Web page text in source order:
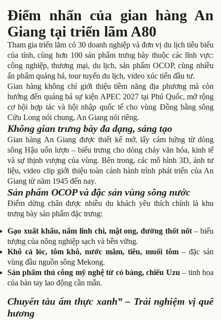
Điểm nhấn của gian hàng An
Giang tại triển lãm A80
Tham gia triển lãm có 30 doanh nghiệp và đơn vị du lịch tiêu biểu
của tỉnh, cùng hơn 100 sản phẩm trưng bày thuộc các lĩnh vực:
công nghiệp, thương mại, du lịch, sản phẩm OCOP, cùng nhiều
ấn phẩm quảng bá, tour tuyến du lịch, video xúc tiến đầu tư.
Gian hàng không chỉ giới thiệu tiềm năng địa phương mà còn
hướng đến quảng bá sự kiện APEC 2027 tại Phú Quốc, mở rộng
cơ hội hợp tác và hội nhập quốc tế cho vùng Đồng bằng sông
Cửu Long nói chung, An Giang nói riêng.
Không gian trưng bày đa dạng, sáng tạo
Gian hàng An Giang được thiết kế mở, lấy cảm hứng từ dòng
sông Hậu uốn lượn – biểu trưng cho dòng chảy văn hóa, kinh tế
và sự thịnh vượng của vùng. Bên trong, các mô hình 3D, ảnh tư
liệu, video clip giới thiệu toàn cảnh hành trình phát triển của An
Giang từ năm 1945 đến nay.
Sản phẩm OCOP và đặc sản vùng sông nước
Điểm dừng chân được nhiều du khách yêu thích chính là khu
trưng bày sản phẩm đặc trưng:
Gạo xuất khẩu, nấm linh chi, mật ong, đường thốt nốt– biểu
tượng của nông nghiệp sạch và bền vững.
Khô cá lóc, tôm khô, nước mắm, tiêu, muối tôm– đặc sản
vùng đầu nguồn sông Mekong.
Sản phẩm thủ công mỹ nghệ từ cỏ bàng, chiếu Uzu – tinh hoa
của bàn tay lao động cần mẫn.
Chuyến tàu ẩm thực xanh” – Trải nghiệm vị quê
hương